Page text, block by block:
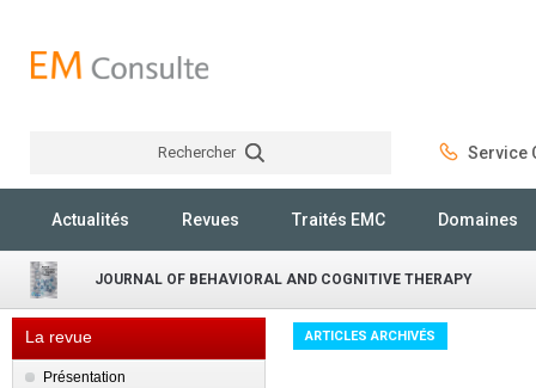
Rechercher Service
Actualités Revues Traités EMC Domaines
JOURNAL OF BEHAVIORAL AND COGNITIVE THERAPY
La revue
Présentation
ARTICLES ARCHIVÉS